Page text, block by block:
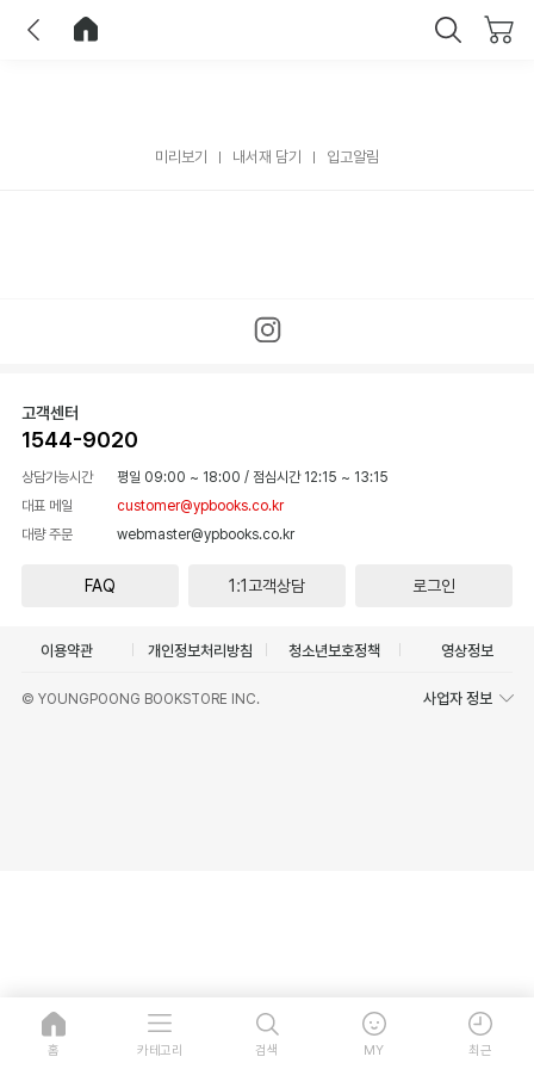
미리보기 내서재 담기 입고알림
고객센터
1544-9020
상담가능시간 평일 09:00 ~ 18:00 / 점심시간 12:15 ~ 13:15
대표 메일
customer@ypbooks.co.kr
대량 주문
webmaster@ypbooks.co.kr
FAQ 1:1고객상담 로그인
이용약관 개인정보처리방침 청소년보호정책 영상정보
© YOUNGPOONG BOOKSTORE INC. 사업자 정보
홈 카테고리 검색 MY 최근